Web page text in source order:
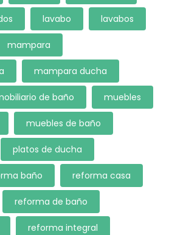
lavabo lavabos
mampara
mampara ducha
de baño muebles
muebles de baño
platos de ducha
baño reforma casa
reforma de baño
reforma integral